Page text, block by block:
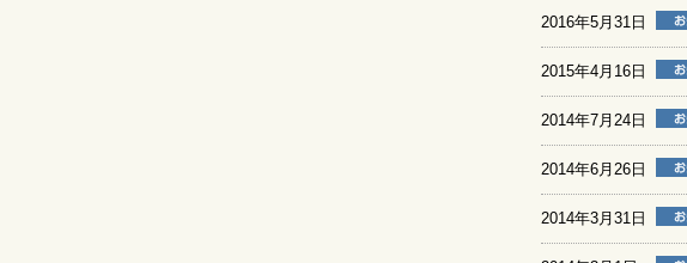
2016年5月31日
2015年4月16日
2014年7月24日
2014年6月26日
2014年3月31日